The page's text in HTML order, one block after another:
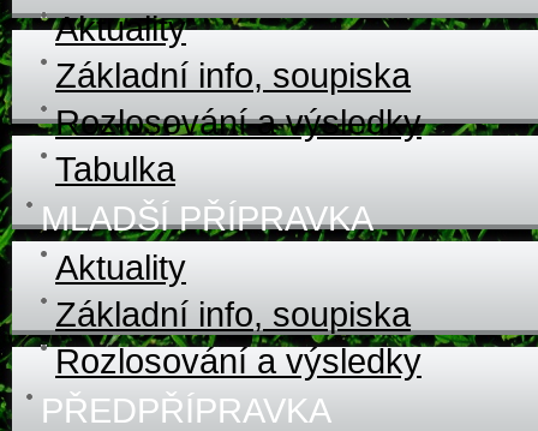
Aktuality
Základní info, soupiska
Rozlosování a výsledky
Tabulka
MLADŠÍ PŘÍPRAVKA
Aktuality
Základní info, soupiska
Rozlosování a výsledky
PŘEDPŘÍPRAVKA